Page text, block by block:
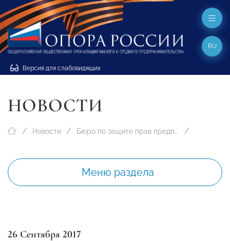
Версия для слабовидящих
RU
НОВОСТИ
Новости Бюро по защите прав предпринимателей
Меню раздела
26 Сентября 2017